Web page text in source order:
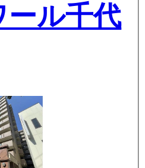
ール千代